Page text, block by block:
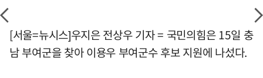
[서울=뉴시스]우지은 전상우 기자 = 국민의힘은 15일 충
남 부여군을 찾아 이용우 부여군수 후보 지원에 나섰다.